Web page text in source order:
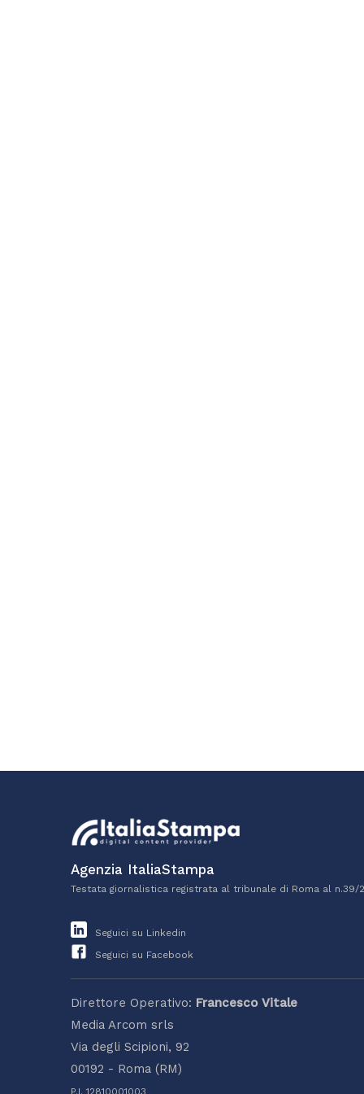
Agenzia ItaliaStampa
Testata giornalistica registrata al tribunale di Roma al n.39/
Seguici su Linkedin
Seguici su Facebook
Direttore Operativo: Francesco Vitale
Media Arcom srls
Via degli Scipioni, 92
00192 - Roma (RM)
P.I. 12810001003